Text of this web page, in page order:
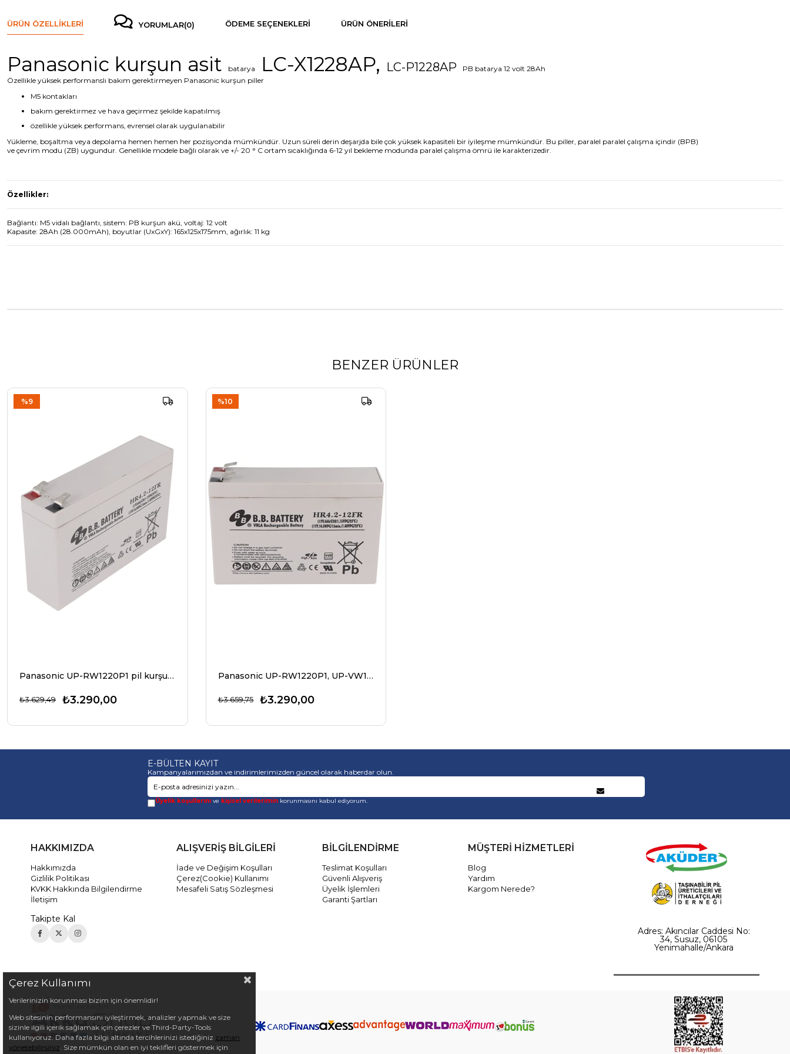
ÜRÜN ÖZELLIKLERI YORUMLAR(0) ÖDEME SEÇENEKLERI ÜRÜN ÖNERILERI
Panasonic kurşun asit batarya LC-X1228AP, LC-P1228AP
PB batarya 12 volt 28Ah
Özellikle yüksek performanslı bakım gerektirmeyen Panasonic kurşun piller
M5 kontakları
bakım gerektirmez ve hava geçirmez şekilde kapatılmış
özellikle yüksek performans, evrensel olarak uygulanabilir
Yükleme, boşaltma veya depolama hemen hemen her pozisyonda mümkündür. Uzun süreli derin deşarjda bile çok yüksek kapasiteli bir iyileşme mümkündür. Bu piller, paralel paralel çalışma içindir (BPB)
ve çevrim modu (ZB) uygundur. Genellikle modele bağlı olarak ve +/- 20 ° C ortam sıcaklığında 6-12 yıl bekleme modunda paralel çalışma ömrü ile karakterizedir.
Özellikler:
Bağlantı: M5 vidalı bağlantı, sistem: PB kurşun akü, voltaj: 12 volt
Kapasite: 28Ah (28.000mAh), boyutlar (UxGxY): 165x125x175mm, ağırlık: 11 kg
BENZER ÜRÜNLER
Panasonic UP-RW1220P1 pil kurşun 12Volt 4Ah, YENI şimdi UP-VWA1232P2
₺3.290,00
₺3.629,49
%9
Panasonic UP-RW1220P1, UP-VW1220P1 12 Volt 4000mAh HR4.2-12'ye alternatif Boyutlar 140 x 38,5 x 94 mm
₺3.290,00
₺3.659,75
%10
E-BÜLTEN KAYIT
Kampanyalarımızdan ve indirimlerimizden güncel olarak haberdar olun.
Üyelik koşullarını ve kişisel verilerimin korunmasını kabul ediyorum.
HAKKIMIZDA
Hakkımızda
Gizlilik Politikası
KVKK Hakkında Bilgilendirme
İletişim
Takipte Kal
ALIŞVERİŞ BİLGİLERİ
İade ve Değişim Koşulları
Çerez(Cookie) Kullanımı
Mesafeli Satış Sözleşmesi
BİLGİLENDİRME
Teslimat Koşulları
Güvenli Alışveriş
Üyelik İşlemleri
Garanti Şartları
MÜŞTERİ HİZMETLERİ
Blog
Yardım
Kargom Nerede?
Adres: Akıncılar Caddesi No:
34, Susuz, 06105
Yenimahalle/Ankara
Çerez Kullanımı
Verilerinizin korunması bizim için önemlidir!
Web sitesinin performansını iyileştirmek, analizler yapmak ve size
sizinle ilgili içerik sağlamak için çerezler ve Third-Party-Tools
kullanıyoruz. Daha fazla bilgi altında tercihlerinizi istediğiniz zaman
yönetebilirsiniz. Size mümkün olan en iyi teklifleri göstermek için